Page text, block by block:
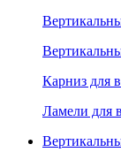
Карниз для
Ламели для